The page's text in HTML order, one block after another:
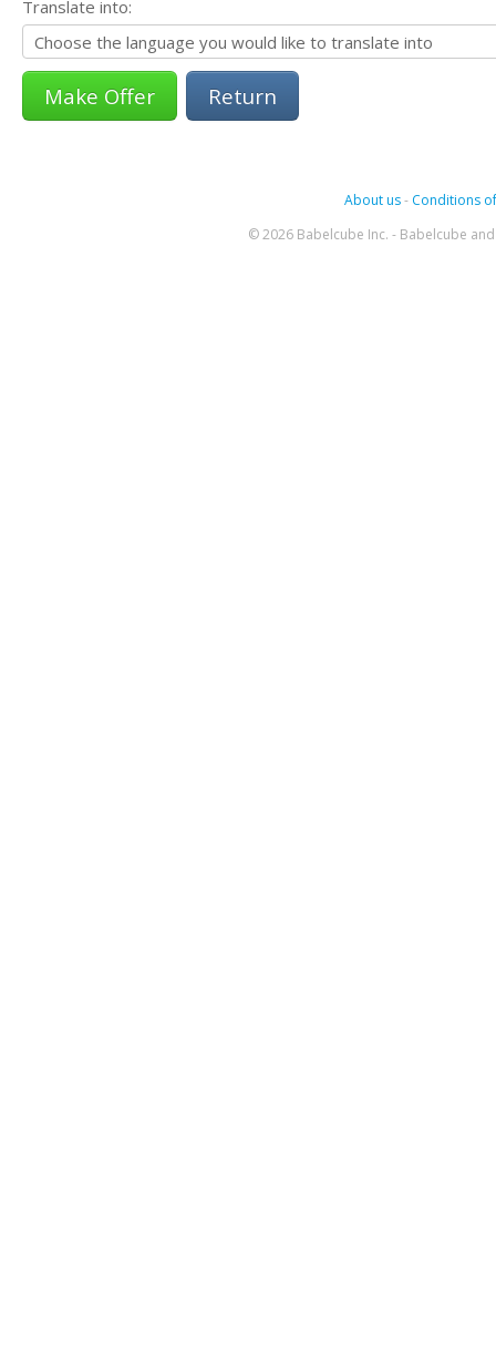
Translate into:
Return
About us- Conditions
© 2026 Babelcube Inc. - Babelcube